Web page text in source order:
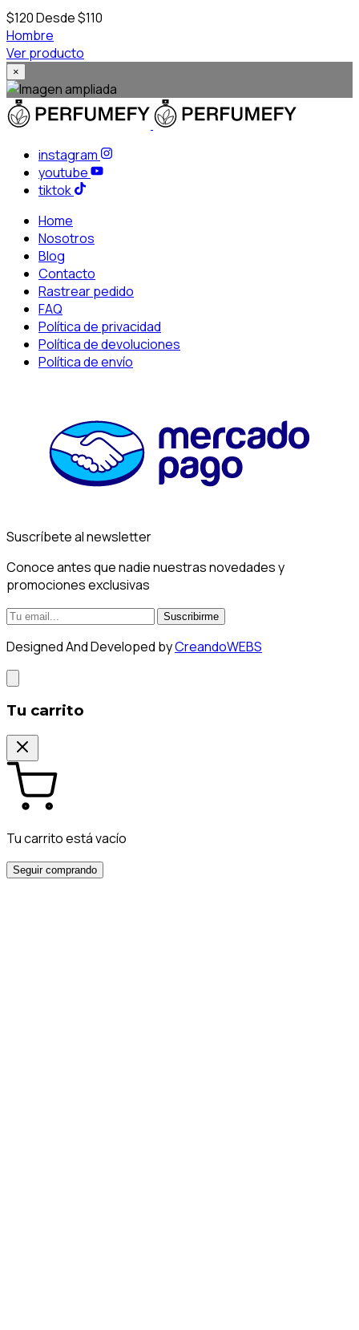
$120Desde $110
Hombre
Ver producto
×
instagram
youtube
tiktok
Home
Nosotros
Blog
Contacto
Rastrear pedido
FAQ
Política de privacidad
Política de devoluciones
Política de envío
Suscríbete al newsletter
Conoce antes que nadie nuestras novedades y
promociones exclusivas
Suscribirme
Designed And Developed byCreandoWEBS
Tu carrito
Tu carrito está vacío
Seguir comprando